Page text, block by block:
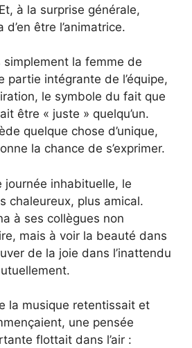
à la surprise générale,
être l’animatrice.
simplement la femme de
partie intégrante de l’équipe,
le symbole du fait que
être « juste » quelqu’un.
quelque chose d’unique,
la chance de s’exprimer.
journée inhabituelle, le
chaleureux, plus amical.
à ses collègues non
mais à voir la beauté dans
de la joie dans l’inattendu
la musique retentissait et
une pensée
flottait dans l’air :